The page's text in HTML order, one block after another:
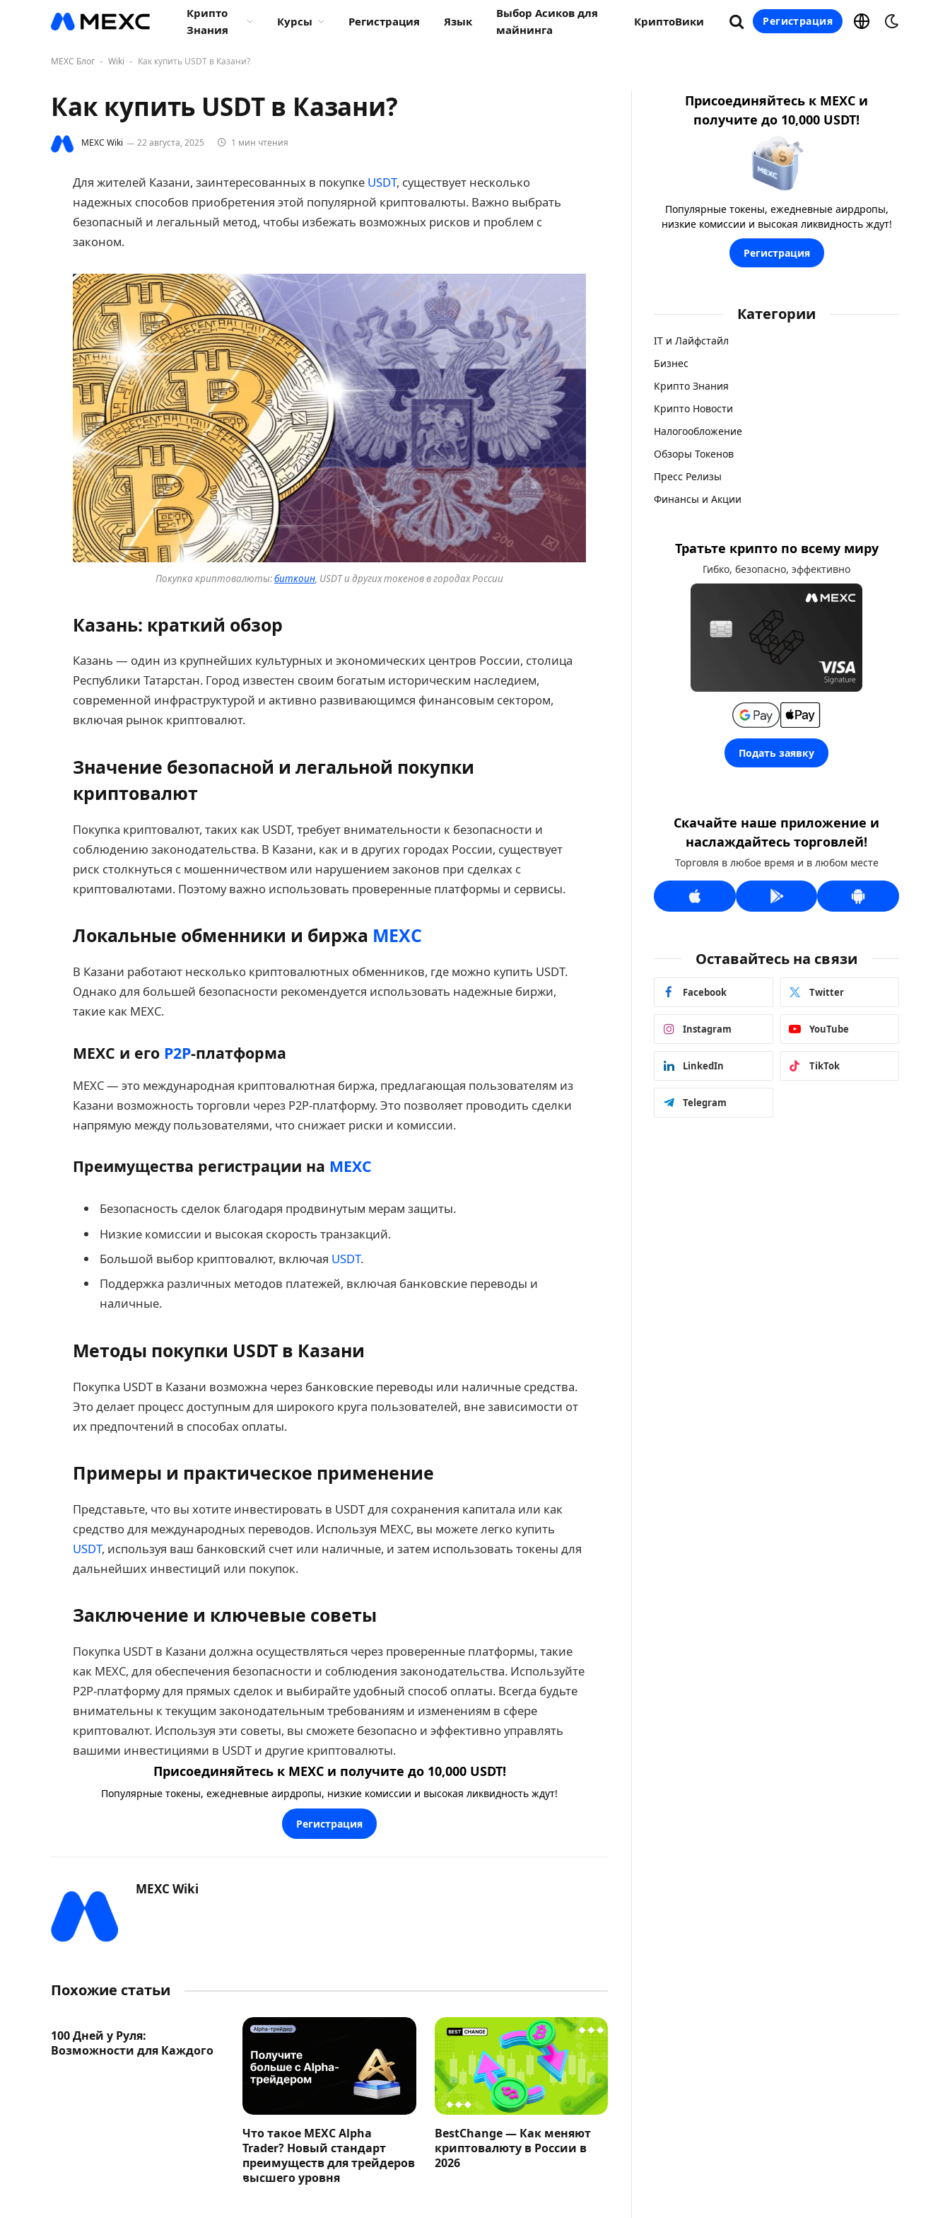
Крипто
Знания
Курсы Регистрация Язык
Выбор Асиков для
майнинга
КриптоВики Регистрация
MEXC Блог - Wiki - Как купить USDT в Казани?
Как купить USDT в Казани?
MEXC Wiki 22 августа, 2025 1 мин чтения
Для жителей Казани, заинтересованных в покупке USDT, существует несколько
надежных способов приобретения этой популярной криптовалюты. Важно выбрать
безопасный и легальный метод, чтобы избежать возможных рисков и проблем с
законом.
Покупка криптовалюты:биткоин, USDT и других токенов в городах России
Казань: краткий обзор
Казань — один из крупнейших культурных и экономических центров России, столица
Республики Татарстан. Город известен своим богатым историческим наследием,
современной инфраструктурой и активно развивающимся финансовым сектором,
включая рынок криптовалют.
Значение безопасной и легальной покупки
криптовалют
Покупка криптовалют, таких как USDT, требует внимательности к безопасности и
соблюдению законодательства. В Казани, как и в других городах России, существует
риск столкнуться с мошенничеством или нарушением законов при сделках с
криптовалютами. Поэтому важно использовать проверенные платформы и сервисы.
Локальные обменники и биржа MEXC
В Казани работают несколько криптовалютных обменников, где можно купить USDT.
Однако для большей безопасности рекомендуется использовать надежные биржи,
такие как MEXC.
MEXC и его P2P-платформа
MEXC — это международная криптовалютная биржа, предлагающая пользователям из
Казани возможность торговли через P2P-платформу. Это позволяет проводить сделки
напрямую между пользователями, что снижает риски и комиссии.
Преимущества регистрации на MEXC
Безопасность сделок благодаря продвинутым мерам защиты.
Низкие комиссии и высокая скорость транзакций.
Большой выбор криптовалют, включая USDT.
Поддержка различных методов платежей, включая банковские переводы и
наличные.
Методы покупки USDT в Казани
Покупка USDT в Казани возможна через банковские переводы или наличные средства.
Это делает процесс доступным для широкого круга пользователей, вне зависимости от
их предпочтений в способах оплаты.
Примеры и практическое применение
Представьте, что вы хотите инвестировать в USDT для сохранения капитала или как
средство для международных переводов. Используя MEXC, вы можете легко купить
USDT, используя ваш банковский счет или наличные, и затем использовать токены для
дальнейших инвестиций или покупок.
Заключение и ключевые советы
Покупка USDT в Казани должна осуществляться через проверенные платформы, такие
как MEXC, для обеспечения безопасности и соблюдения законодательства. Используйте
P2P-платформу для прямых сделок и выбирайте удобный способ оплаты. Всегда будьте
внимательны к текущим законодательным требованиям и изменениям в сфере
криптовалют. Используя эти советы, вы сможете безопасно и эффективно управлять
вашими инвестициями в USDT и другие криптовалюты.
Присоединяйтесь к MEXC и получите до 10,000 USDT!
Популярные токены, ежедневные аирдропы, низкие комиссии и высокая ликвидность ждут!
Регистрация
MEXC Wiki
Похожие статьи
100 Дней у Руля:
Возможности для Каждого
Что такое MEXC Alpha
Trader? Новый стандарт
преимуществ для трейдеров
высшего уровня
BestChange — Как меняют
криптовалюту в России в
2026
Присоединяйтесь к MEXC и
получите до 10,000 USDT!
Популярные токены, ежедневные аирдропы,
низкие комиссии и высокая ликвидность ждут!
Регистрация
Категории
IT и Лайфстайл
Бизнес
Крипто Знания
Крипто Новости
Налогообложение
Обзоры Токенов
Пресс Релизы
Финансы и Акции
Тратьте крипто по всему миру
Гибко, безопасно, эффективно
Подать заявку
Скачайте наше приложение и
наслаждайтесь торговлей!
Торговля в любое время и в любом месте
Оставайтесь на связи
Facebook Twitter
Instagram YouTube
LinkedIn TikTok
Telegram